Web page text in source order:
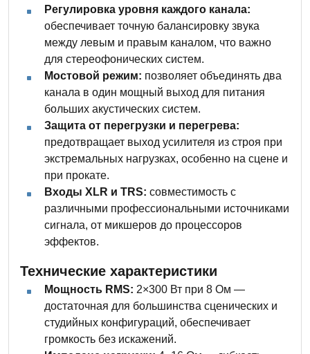
Регулировка уровня каждого канала:
обеспечивает точную балансировку звука
между левым и правым каналом, что важно
для стереофонических систем.
Мостовой режим: позволяет объединять два
канала в один мощный выход для питания
больших акустических систем.
Защита от перегрузки и перегрева:
предотвращает выход усилителя из строя при
экстремальных нагрузках, особенно на сцене и
при прокате.
Входы XLR и TRS: совместимость с
различными профессиональными источниками
сигнала, от микшеров до процессоров
эффектов.
Технические характеристики
Мощность RMS: 2×300 Вт при 8 Ом —
достаточная для большинства сценических и
студийных конфигураций, обеспечивает
громкость без искажений.